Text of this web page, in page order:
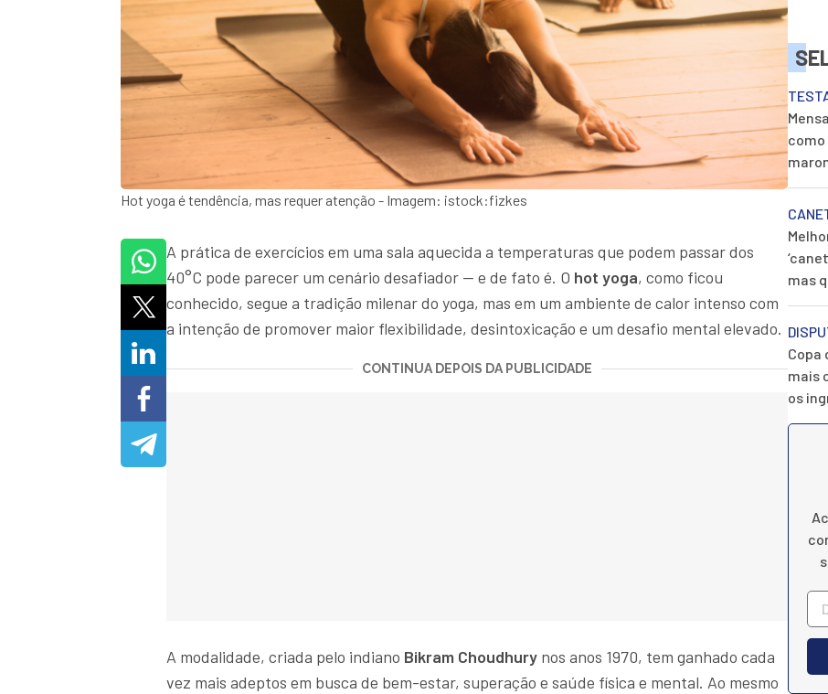
Hot yoga é tendência, mas requer atenção - Imagem: istock:fizkes
A prática de exercícios em uma sala aquecida a temperaturas que podem passar dos
40°C pode parecer um cenário desafiador — e de fato é. O hot yoga, como ficou
conhecido, segue a tradição milenar do yoga, mas em um ambiente de calor intenso com
a intenção de promover maior flexibilidade, desintoxicação e um desafio mental elevado.
CONTINUA DEPOIS DA PUBLICIDADE
A modalidade, criada pelo indiano Bikram Choudhury nos anos 1970, tem ganhado cada
vez mais adeptos em busca de bem-estar, superação e saúde física e mental. Ao mesmo
como
mas
Copa
mais
os